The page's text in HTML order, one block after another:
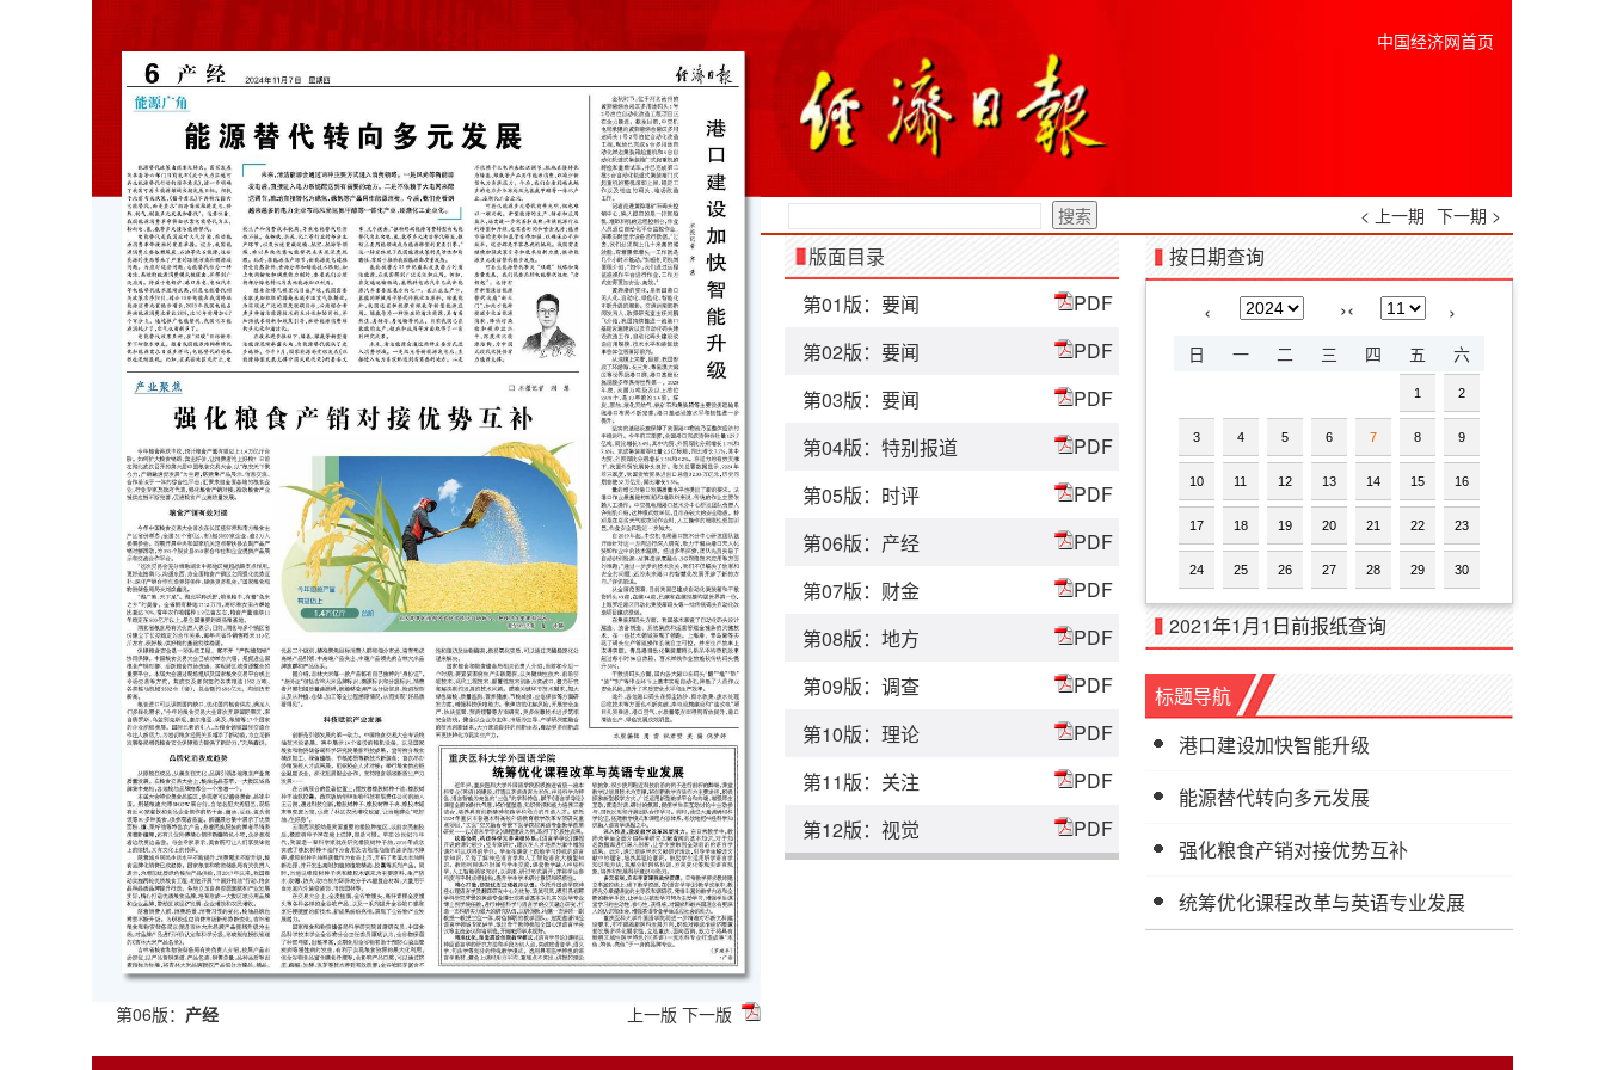
第06版： 产经 上一版 下一版
中国经济网首页
< 上一期 下一期 >
版面目录
第01版：要闻
PDF
第02版：要闻
PDF
第03版：要闻
PDF
第04版：特别报道
PDF
第05版：时评
PDF
第06版：产经
PDF
第07版：财金
PDF
第08版：地方
PDF
第09版：调查
PDF
第10版：理论
PDF
第11版：关注
PDF
第12版：视觉
PDF
按日期查询
‹ ›‹ ›
日 一 二 三 四 五 六
1 2
3 4 5 6 7 8 9
10 11 12 13 14 15 16
17 18 19 20 21 22 23
24 25 26 27 28 29 30
2021年1月1日前报纸查询
标题导航
港口建设加快智能升级
能源替代转向多元发展
强化粮食产销对接优势互补
统筹优化课程改革与英语专业发展